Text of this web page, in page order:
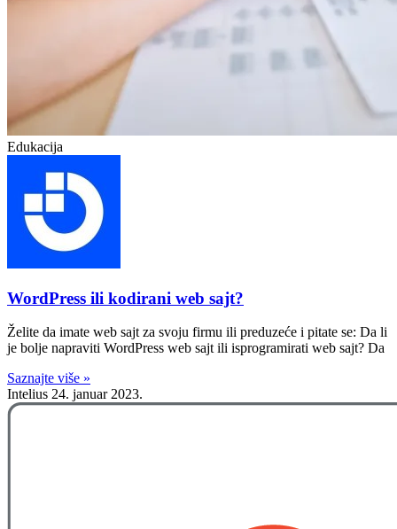
Edukacija
WordPress ili kodirani web sajt?
Želite da imate web sajt za svoju firmu ili preduzeće i pitate se: Da li
je bolje napraviti WordPress web sajt ili isprogramirati web sajt? Da
Saznajte više »
Intelius 24. januar 2023.